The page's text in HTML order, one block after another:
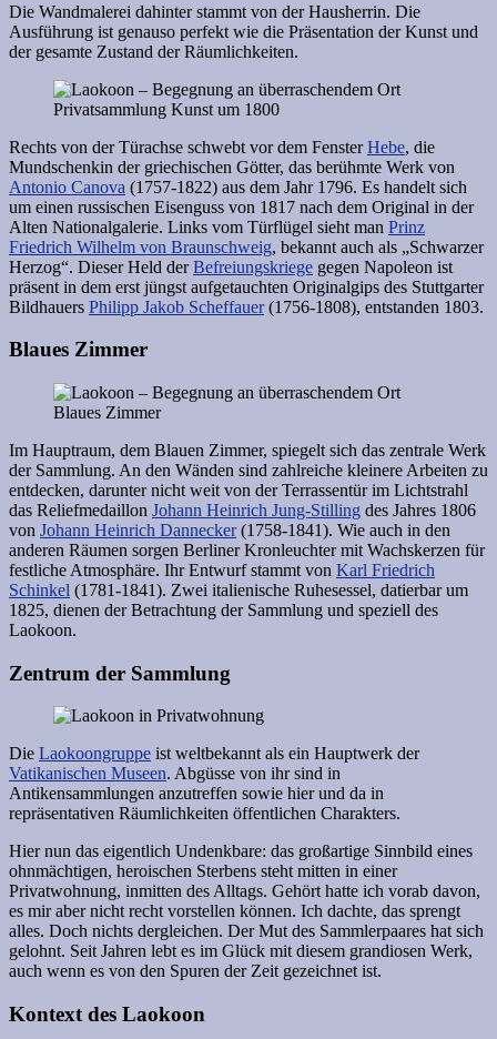
Die Wandmalerei dahinter stammt von der Hausherrin. Die
Ausführung ist genauso perfekt wie die Präsentation der Kunst und
der gesamte Zustand der Räumlichkeiten.
Rechts von der Türachse schwebt vor dem FensterHebe, die
Mundschenkin der griechischen Götter, das berühmte Werk von
Antonio Canova (1757-1822) aus dem Jahr 1796. Es handelt sich
um einen russischen Eisenguss von 1817 nach dem Original in der
Alten Nationalgalerie. Links vom Türflügel sieht man Prinz
Friedrich Wilhelm von Braunschweig, bekannt auch als „Schwarzer
Herzog“. Dieser Held derBefreiungskriege gegen Napoleon ist
präsent in dem erst jüngst aufgetauchten Originalgips des Stuttgarter
Bildhauers Philipp Jakob Scheffauer(1756-1808), entstanden 1803.
Blaues Zimmer
Im Hauptraum, dem Blauen Zimmer, spiegelt sich das zentrale Werk
der Sammlung. An den Wänden sind zahlreiche kleinere Arbeiten zu
entdecken, darunter nicht weit von der Terrassentür im Lichtstrahl
das Reliefmedaillon Johann Heinrich Jung-Stilling des Jahres 1806
von Johann Heinrich Dannecker(1758-1841). Wie auch in den
anderen Räumen sorgen Berliner Kronleuchter mit Wachskerzen für
festliche Atmosphäre. Ihr Entwurf stammt von Karl Friedrich
Schinkel (1781-1841). Zwei italienische Ruhesessel, datierbar um
1825, dienen der Betrachtung der Sammlung und speziell des
Laokoon.
Zentrum der Sammlung
Die Laokoongruppe ist weltbekannt als ein Hauptwerk der
Vatikanischen Museen. Abgüsse von ihr sind in
Antikensammlungen anzutreffen sowie hier und da in
repräsentativen Räumlichkeiten öffentlichen Charakters.
Hier nun das eigentlich Undenkbare: das großartige Sinnbild eines
ohnmächtigen, heroischen Sterbens steht mitten in einer
Privatwohnung, inmitten des Alltags. Gehört hatte ich vorab davon,
es mir aber nicht recht vorstellen können. Ich dachte, das sprengt
alles. Doch nichts dergleichen. Der Mut des Sammlerpaares hat sich
gelohnt. Seit Jahren lebt es im Glück mit diesem grandiosen Werk,
auch wenn es von den Spuren der Zeit gezeichnet ist.
Kontext des Laokoon